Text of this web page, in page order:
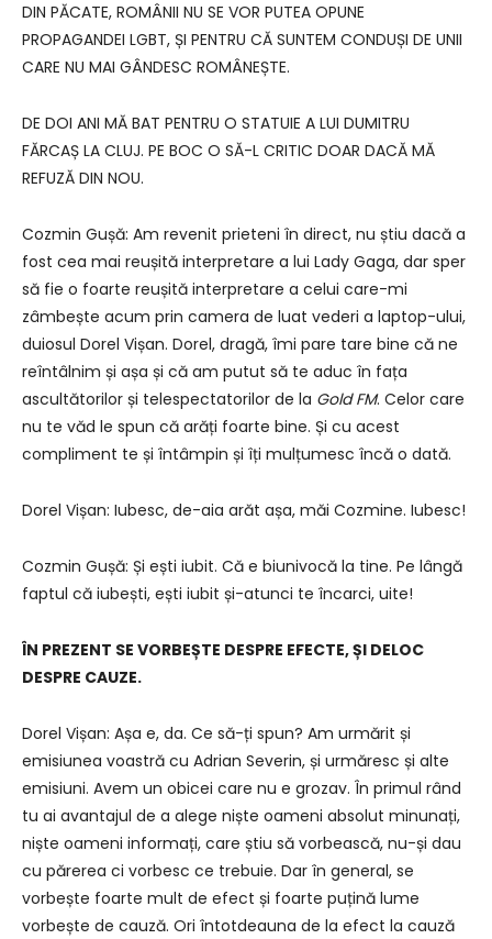
DIN PĂCATE, ROMÂNII NU SE VOR PUTEA OPUNE
PROPAGANDEI LGBT, ȘI PENTRU CĂ SUNTEM CONDUȘI DE UNII
CARE NU MAI GÂNDESC ROMÂNEȘTE.
DE DOI ANI MĂ BAT PENTRU O STATUIE A LUI DUMITRU
FĂRCAȘ LA CLUJ. PE BOC O SĂ-L CRITIC DOAR DACĂ MĂ
REFUZĂ DIN NOU.
Cozmin Gușă: Am revenit prieteni în direct, nu știu dacă a
fost cea mai reușită interpretare a lui Lady Gaga, dar sper
să fie o foarte reușită interpretare a celui care-mi
zâmbește acum prin camera de luat vederi a laptop-ului,
duiosul Dorel Vișan. Dorel, dragă, îmi pare tare bine că ne
reîntâlnim și așa și că am putut să te aduc în fața
ascultătorilor și telespectatorilor de la Gold FM. Celor care
nu te văd le spun că arăți foarte bine. Și cu acest
compliment te și întâmpin și îți mulțumesc încă o dată.
Dorel Vișan: Iubesc, de-aia arăt așa, măi Cozmine. Iubesc!
Cozmin Gușă: Și ești iubit. Că e biunivocă la tine. Pe lângă
faptul că iubești, ești iubit și-atunci te încarci, uite!
ÎN PREZENT SE VORBEȘTE DESPRE EFECTE, ȘI DELOC
DESPRE CAUZE.
Dorel Vișan: Așa e, da. Ce să-ți spun? Am urmărit și
emisiunea voastră cu Adrian Severin, și urmăresc și alte
emisiuni. Avem un obicei care nu e grozav. În primul rând
tu ai avantajul de a alege niște oameni absolut minunați,
niște oameni informați, care știu să vorbească, nu-și dau
cu părerea ci vorbesc ce trebuie. Dar în general, se
vorbește foarte mult de efect și foarte puțină lume
vorbește de cauză. Ori întotdeauna de la efect la cauză